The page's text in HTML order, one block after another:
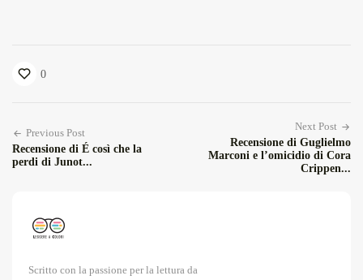
0
Previous Post
Recensione di É così che la
perdi di Junot...
Next Post
Recensione di Guglielmo
Marconi e l’omicidio di Cora
Crippen...
Scritto con la passione per la lettura da